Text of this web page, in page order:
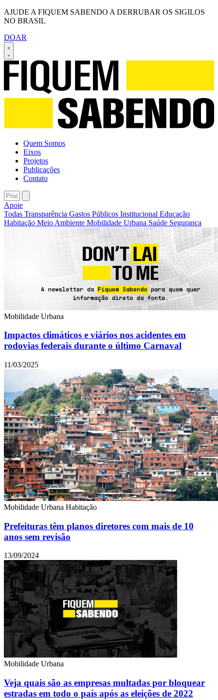
AJUDE A FIQUEM SABENDO A DERRUBAR OS SIGILOS
NO BRASIL
DOAR
Quem Somos
Eixos
Projetos
Publicações
Contato
Apoie
Todas Transparência Gastos Públicos Institucional Educação
Habitação Meio Ambiente Mobilidade Urbana Saúde Segurança
Mobilidade Urbana
Impactos climáticos e viários nos acidentes em
rodovias federais durante o último Carnaval
11/03/2025
Mobilidade Urbana Habitação
Prefeituras têm planos diretores com mais de 10
anos sem revisão
13/09/2024
Mobilidade Urbana
Veja quais são as empresas multadas por bloquear
estradas em todo o país após as eleições de 2022